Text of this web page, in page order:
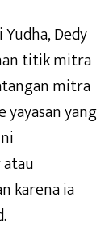
Dedy
titik mitra
mitra
yayasan yang
karena ia